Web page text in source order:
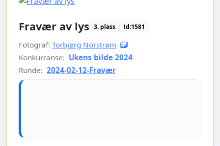
Fravær av lys 3. plass Id:1581
Fotograf: Torbjørg Norstrøm
Konkurranse: Ukens bilde 2024
Runde: 2024-02-12-Fravær